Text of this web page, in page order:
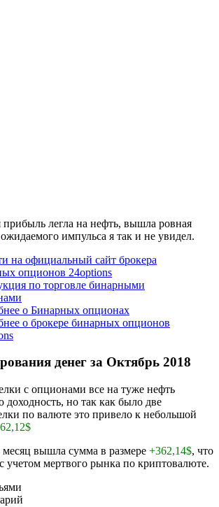
прибыль легла на нефть, вышла ровная
импульса я так и не увидел.
на официальный сайт брокера
опционов 24options
по торговле бинарными
о Бинарных опционах
о брокере бинарных опционов
денег за Октябрь 2018
с опционами все на туже нефть
но так как было две
по валюте это привело к небольшой
месяц вышла сумма в размере +362,14$, что
учетом мертвого рынка по криптовалюте.